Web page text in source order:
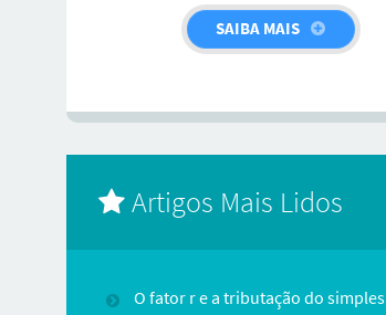
SAIBA MAIS
Artigos Mais Lidos
O fator r e a tributação do simples